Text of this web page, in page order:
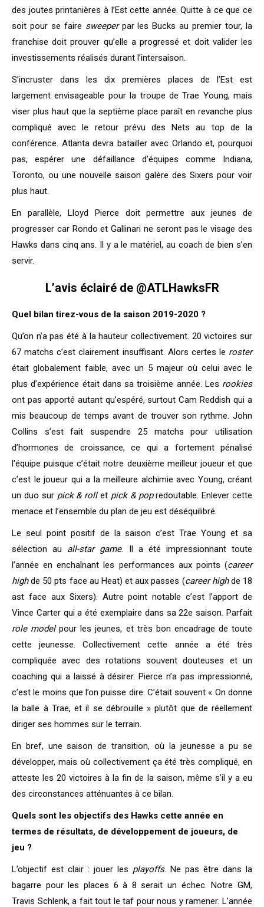
des joutes printanières à l’Est cette année. Quitte à ce que ce
soit pour se faire sweeperpar les Bucks au premier tour, la
franchise doit prouver qu’elle a progressé et doit valider les
investissements réalisés durant l’intersaison.
S’incruster dans les dix premières places de l’Est est
largement envisageable pour la troupe de Trae Young, mais
viser plus haut que la septième place paraît en revanche plus
compliqué avec le retour prévu des Nets au top de la
conférence. Atlanta devra batailler avec Orlando et, pourquoi
pas, espérer une défaillance d’équipes comme Indiana,
Toronto, ou une nouvelle saison galère des Sixers pour voir
plus haut.
En parallèle, Lloyd Pierce doit permettre aux jeunes de
progresser car Rondo et Gallinari ne seront pas le visage des
Hawks dans cinq ans. Il y a le matériel, au coach de bien s’en
servir.
L’avis éclairé de @ATLHawksFR
Quel bilan tirez-vous de la saison 2019-2020 ?
Qu’on n’a pas été à la hauteur collectivement. 20 victoires sur
67 matchs c’est clairement insuffisant. Alors certes le roster
était globalement faible, avec un 5 majeur où celui avec le
plus d’expérience était dans sa troisième année. Les rookies
ont pas apporté autant qu’espéré, surtout Cam Reddish qui a
mis beaucoup de temps avant de trouver son rythme. John
Collins s’est fait suspendre 25 matchs pour utilisation
d’hormones de croissance, ce qui a fortement pénalisé
l’équipe puisque c’était notre deuxième meilleur joueur et que
c’est le joueur qui a la meilleure alchimie avec Young, créant
un duo sur pick & rollet pick & popredoutable. Enlever cette
menace et l’ensemble du plan de jeu est déséquilibré.
Le seul point positif de la saison c’est Trae Young et sa
sélection au all-star game. Il a été impressionnant toute
l’année en enchaînant les performances aux points (career
highde 50 pts face au Heat) et aux passes (career highde 18
ast face aux Sixers). Autre point notable c’est l’apport de
Vince Carter qui a été exemplaire dans sa 22e saison. Parfait
role modelpour les jeunes, et très bon encadrage de toute
cette jeunesse. Collectivement cette année a été très
compliquée avec des rotations souvent douteuses et un
coaching qui a laissé à désirer. Pierce n’a pas impressionné,
c’est le moins que l’on puisse dire. C’était souvent « On donne
la balle à Trae, et il se débrouille » plutôt que de réellement
diriger ses hommes sur le terrain.
En bref, une saison de transition, où la jeunesse a pu se
développer, mais où collectivement ça été très compliqué, en
atteste les 20 victoires à la fin de la saison, même s’il y a eu
des circonstances atténuantes à ce bilan.
Quels sont les objectifs des Hawks cette année en
termes de résultats, de développement de joueurs, de
jeu ?
L’objectif est clair : jouer les playoffs. Ne pas être dans la
bagarre pour les places 6 à 8 serait un échec. Notre GM,
Travis Schlenk, a fait tout le taf pour nous y ramener. L’année